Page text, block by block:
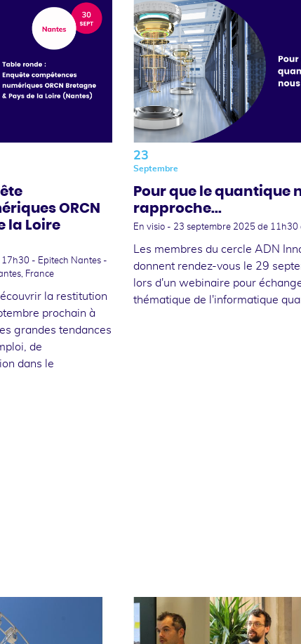
ORCN
la Loire
- Epitech Nantes -
France
la restitution
prochain à
grandes tendances
de
dans le
23
Septembre
Pour que le quantique
rapproche...
En visio - 23 septembre 2025 de 11h30
Les membres du cercle ADN
donnent rendez-vous le 29
lors d'un webinaire pour
thématique de l'informatique